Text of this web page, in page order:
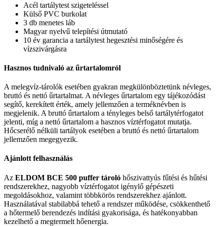
Acél tartálytest szigeteléssel
Külső PVC burkolat
3 db menetes láb
Magyar nyelvű telepítési útmutató
10 év garancia a tartálytest hegesztési minőségére és
vízszivárgásra
Hasznos tudnivaló az űrtartalomról
A melegvíz-tárolók esetében gyakran megkülönböztetünk névleges,
bruttó és nettó űrtartalmat. A névleges űrtartalom egy tájékozódást
segítő, kerekített érték, amely jellemzően a terméknévben is
megjelenik. A bruttó űrtartalom a tényleges belső tartálytérfogatot
jelenti, míg a nettó űrtartalom a hasznos víztérfogatot mutatja.
Hőcserélő nélküli tartályok esetében a bruttó és nettó űrtartalom
jellemzően megegyezik.
Ajánlott felhasználás
Az ELDOM BCE 500 puffer tároló hőszivattyús fűtési és hűtési
rendszerekhez, nagyobb víztérfogatot igénylő gépészeti
megoldásokhoz, valamint többkörös rendszerekhez ajánlott.
Használatával stabilabbá tehető a rendszer működése, csökkenthető
a hőtermelő berendezés indítási gyakorisága, és hatékonyabban
kezelhető a megtermelt hőenergia.